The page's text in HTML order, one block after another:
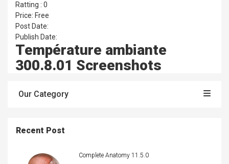
Ratting : 0
Price: Free
Post Date:
Publish Date:
Température ambiante
300.8.01 Screenshots
Our Category
Recent Post
Complete Anatomy 11.5.0